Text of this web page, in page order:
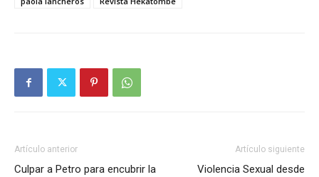
Artículo anterior
Culpar a Petro para encubrir la
Artículo siguiente
Violencia Sexual desde